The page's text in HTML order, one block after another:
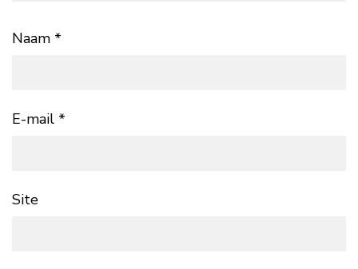
Naam *
E-mail *
Site